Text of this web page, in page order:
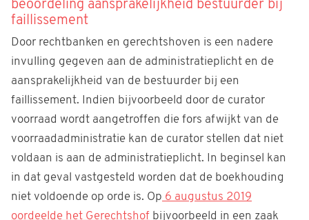
beoordeling aansprakelijkheid bestuurder bij
faillissement
Door rechtbanken en gerechtshoven is een nadere
invulling gegeven aan de administratieplicht en de
aansprakelijkheid van de bestuurder bij een
faillissement. Indien bijvoorbeeld door de curator
voorraad wordt aangetroffen die fors afwijkt van de
voorraadadministratie kan de curator stellen dat niet
voldaan is aan de administratieplicht. In beginsel kan
in dat geval vastgesteld worden dat de boekhouding
niet voldoende op orde is. Op 6 augustus 2019
oordeelde het Gerechtshof bijvoorbeeld in een zaak